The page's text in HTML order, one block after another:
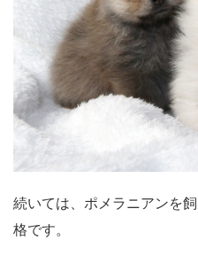
続いては、ポメラニアンを
格です。